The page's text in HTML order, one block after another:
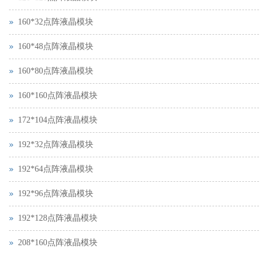
160*32点阵液晶模块
160*48点阵液晶模块
160*80点阵液晶模块
160*160点阵液晶模块
172*104点阵液晶模块
192*32点阵液晶模块
192*64点阵液晶模块
192*96点阵液晶模块
192*128点阵液晶模块
208*160点阵液晶模块